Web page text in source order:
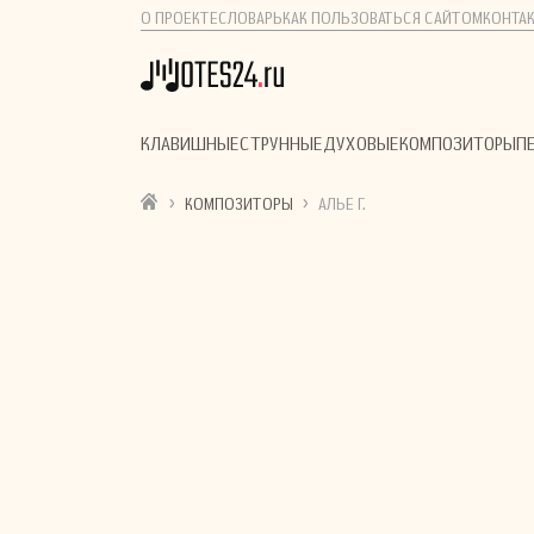
О ПРОЕКТЕСЛОВАРЬ КАК ПОЛЬЗОВАТЬСЯ САЙТОМ
КЛАВИШНЫЕСТРУННЫЕДУХОВЫЕКОМПОЗИТОРЫ
› КОМПОЗИТОРЫ › АЛЬЕ Г.